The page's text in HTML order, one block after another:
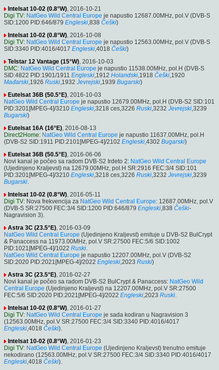
Intelsat 10-02 (0.8°W), 2016-10-21
Digi TV: NatGeo Wild Central Europe je napustio 12687.00MHz, pol.V (DVB-S
SID:1200 PID:646/879 Engleski,838 Češki)
Intelsat 10-02 (0.8°W), 2016-10-08
Digi TV: NatGeo Wild Central Europe je napustio 12563.00MHz, pol.V (DVB-S
SID:3340 PID:4016/4017 Engleski,4018 Češki)
Telstar 12 Vantage (15°W), 2016-10-03
DMC: NatGeo Wild Central Europe je napustio 11538.00MHz, pol.H (DVB-S
SID:4822 PID:1901/1911 Engleski,1912 Holandski,1918 Češki,1920
Mađarski,1926 Ruski,1932 Jevrejski,1939 Bugarski)
Eutelsat 36B (50.5°E), 2016-10-03
NatGeo Wild Central Europe je napustio 12679.00MHz, pol.H (DVB-S2 SID:101
PID:3201[MPEG-4]/3210 Engleski,3218 ces,3226 Ruski,3232 Jevrejski,3239
Bugarski)
Eutelsat 16A (16°E), 2016-08-13
Direct2Home: NatGeo Wild Central Europe je napustio 11637.00MHz, pol.H
(DVB-S2 SID:1911 PID:2101[MPEG-4]/2102 Engleski,4302 Bugarski)
Eutelsat 36B (50.5°E), 2016-06-06
Novi kanal je počeo sa radom DVB-S2 Irdeto 2: NatGeo Wild Central Europe
(Ujedinjeno Kraljevst) na 12679.00MHz, pol.H SR:2916 FEC:3/4 SID:101
PID:3201[MPEG-4]/3210 Engleski,3218 ces,3226 Ruski,3232 Jevrejski,3239
Bugarski.
Intelsat 10-02 (0.8°W), 2016-05-11
Digi TV: Nova frekvencija za NatGeo Wild Central Europe: 12687.00MHz, pol.V
(DVB-S SR:27500 FEC:3/4 SID:1200 PID:646/879 Engleski,838 Češki-
Nagravision 3).
Astra 3C (23.5°E), 2016-03-09
NatGeo Wild Central Europe (Ujedinjeno Kraljevst) emituje u DVB-S2 BulCrypt
& Panaccess na 11973.00MHz, pol.V SR:27500 FEC:5/6 SID:1002
PID:1021[MPEG-4]/1022 Ruski.
NatGeo Wild Central Europe je napustio 12207.00MHz, pol.V (DVB-S2
SID:2020 PID:2021[MPEG-4]/2022 Engleski,2023 Ruski)
Astra 3C (23.5°E), 2016-02-27
Novi kanal je počeo sa radom DVB-S2 BulCrypt & Panaccess: NatGeo Wild
Central Europe (Ujedinjeno Kraljevst) na 12207.00MHz, pol.V SR:27500
FEC:5/6 SID:2020 PID:2021[MPEG-4]/2022 Engleski,2023 Ruski.
Intelsat 10-02 (0.8°W), 2016-01-27
Digi TV: NatGeo Wild Central Europe je sada kodiran u Nagravision 3
(12563.00MHz, pol.V SR:27500 FEC:3/4 SID:3340 PID:4016/4017
Engleski,4018 Češki).
Intelsat 10-02 (0.8°W), 2016-01-23
Digi TV: NatGeo Wild Central Europe (Ujedinjeno Kraljevst) trenutno emituje
nekodirano (12563.00MHz, pol.V SR:27500 FEC:3/4 SID:3340 PID:4016/4017
Engleski,4018 Češki).